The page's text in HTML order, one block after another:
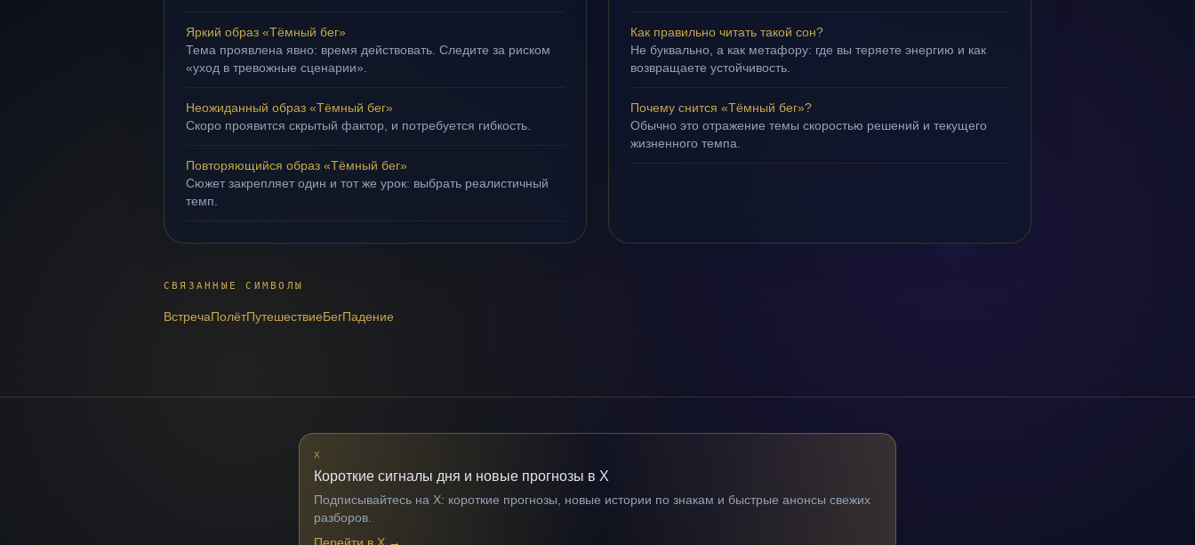
Яркий образ «Тёмный бег»
Тема проявлена явно: время действовать. Следите за риском
«уход в тревожные сценарии».
Неожиданный образ «Тёмный бег»
Скоро проявится скрытый фактор, и потребуется гибкость.
Повторяющийся образ «Тёмный бег»
Сюжет закрепляет один и тот же урок: выбрать реалистичный
темп.
Как правильно читать такой сон?
Не буквально, а как метафору: где вы теряете энергию и как
возвращаете устойчивость.
Почему снится «Тёмный бег»?
Обычно это отражение темы скоростью решений и текущего
жизненного темпа.
СВЯЗАННЫЕ СИМВОЛЫ
ВстречаПолётПутешествиеБегПадение
X
Короткие сигналы дня и новые прогнозы в X
Подписывайтесь на X: короткие прогнозы, новые истории по знакам и быстрые анонсы свежих
разборов.